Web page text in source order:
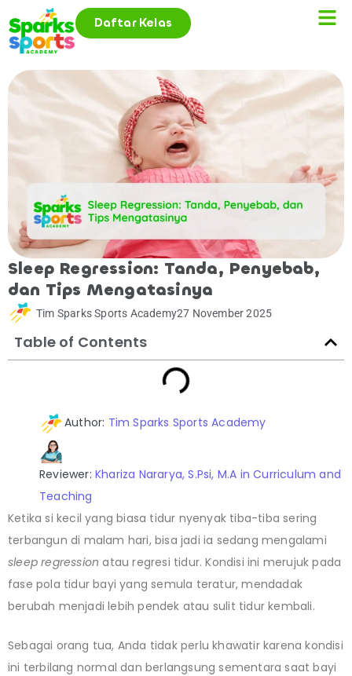
Daftar Kelas
Sleep Regression: Tanda, Penyebab,
dan Tips Mengatasinya
Tim Sparks Sports Academy27 November 2025
Table of Contents
Author: Tim Sparks Sports Academy
Reviewer: Khariza Nararya, S.Psi, M.A in Curriculum and
Teaching
Ketika si kecil yang biasa tidur nyenyak tiba-tiba sering
terbangun di malam hari, bisa jadi ia sedang mengalami
sleep regression atau regresi tidur. Kondisi ini merujuk pada
fase pola tidur bayi yang semula teratur, mendadak
berubah menjadi lebih pendek atau sulit tidur kembali.
Sebagai orang tua, Anda tidak perlu khawatir karena kondisi
ini terbilang normal dan berlangsung sementara saat bayi